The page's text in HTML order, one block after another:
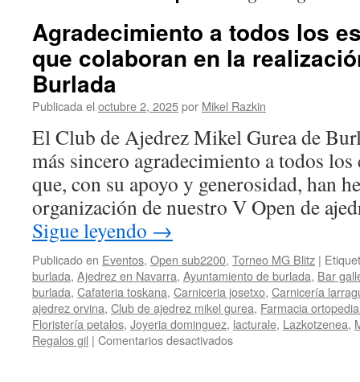
Agradecimiento a todos los
que colaboran en la
Burlada
Publicada el octubre 2, 2025por Mikel Razkin
El Club de Ajedrez Mikel Gurea de
más sincero agradecimiento a todos
que, con su apoyo y generosidad, han
organización de nuestro V Open de
Sigue leyendo →
Publicado en Eventos, Open sub2200, Torneo MG Blitz |
burlada, Ajedrez en Navarra, Ayuntamiento de burlada, Bar
burlada, Cafateria toskana, Carniceria josetxo, Carnicería
ajedrez orvina, Club de ajedrez mikel gurea, Farmacia
Floristería petalos, Joyeria dominguez, lacturale, Lazkotzenea,
Regalos gil | Comentarios desactivadosen